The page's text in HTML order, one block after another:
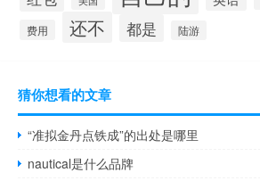
费用 还不 都是 陆游
猜你想看的文章
“准拟金丹点铁成”的出处是哪里
nautical是什么品牌